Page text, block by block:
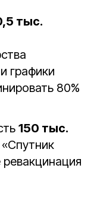
тыс.
графики
80%
150 тыс.